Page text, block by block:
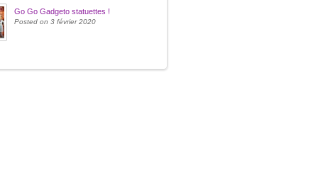
Go Go Gadgeto statuettes !
Posted on 3 février 2020